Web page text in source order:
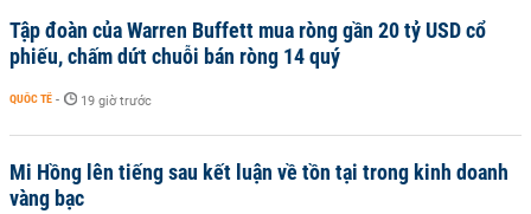
Tập đoàn của Warren Buffett mua ròng gần 20 tỷ USD cổ
phiếu, chấm dứt chuỗi bán ròng 14 quý
QUỐC TẾ - 19 giờ trước
Mi Hồng lên tiếng sau kết luận về tồn tại trong kinh doanh
vàng bạc